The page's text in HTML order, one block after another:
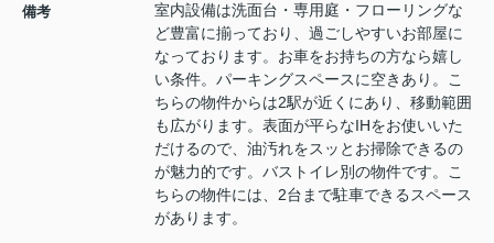
備考
室内設備は洗面台・専用庭・フローリングな
ど豊富に揃っており、過ごしやすいお部屋に
なっております。お車をお持ちの方なら嬉し
い条件。パーキングスペースに空きあり。こ
ちらの物件からは2駅が近くにあり、移動範囲
も広がります。表面が平らなIHをお使いいた
だけるので、油汚れをスッとお掃除できるの
が魅力的です。バストイレ別の物件です。こ
ちらの物件には、2台まで駐車できるスペース
があります。